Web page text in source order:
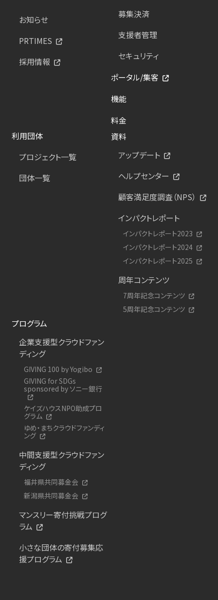
お知らせ
PRTIMES
採用情報
募集決済
支援者管理
セキュリティ
ポータル/集客
機能
料金
利用団体
プロジェクト一覧
団体一覧
資料
アップデート
ヘルプセンター
顧客満足度調査（NPS）
インパクトレポート
インパクトレポート2023
インパクトレポート2024
インパクトレポート2025
周年コンテンツ
7周年記念コンテンツ
5周年記念コンテンツ
プログラム
企業支援型クラウドファン
ディング
GIVING 100 by Yogibo
GIVING for SDGs
sponsored by ソニー銀行
ケイズハウスNPO助成プロ
グラム
ゆめ・まちクラウドファンディ
ング
中間支援型クラウドファン
ディング
福井県共同募金会
新潟県共同募金会
マンスリー寄付挑戦プログ
ラム
小さな団体の寄付募集応
援プログラム